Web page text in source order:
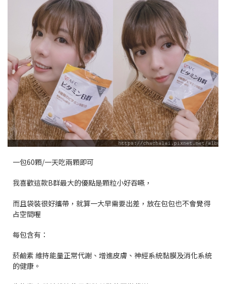
一包60顆/一天吃兩顆即可
我喜歡這款B群最大的優點是顆粒小好吞嚥，
而且袋裝很好攜帶，就算一大早需要出差，放在包包也不會覺得
占空間喔
每包含有：
菸鹼素 維持能量正常代謝、增進皮膚、神經系統黏膜及消化系統
的健康。